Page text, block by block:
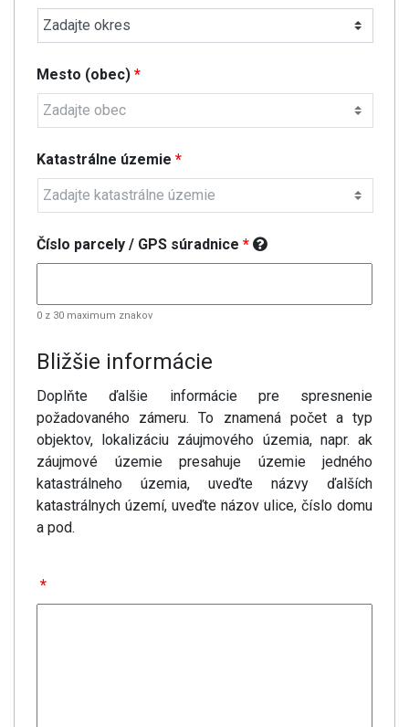
Mesto (obec) *
Katastrálne územie *
Číslo parcely / GPS súradnice *
0 z 30 maximum znakov
Bližšie informácie
Doplňte ďalšie informácie pre spresnenie
požadovaného zámeru. To znamená počet a typ
objektov, lokalizáciu záujmového územia, napr. ak
záujmové územie presahuje územie jedného
katastrálneho územia, uveďte názvy ďalších
katastrálnych území, uveďte názov ulice, číslo domu
a pod.
*